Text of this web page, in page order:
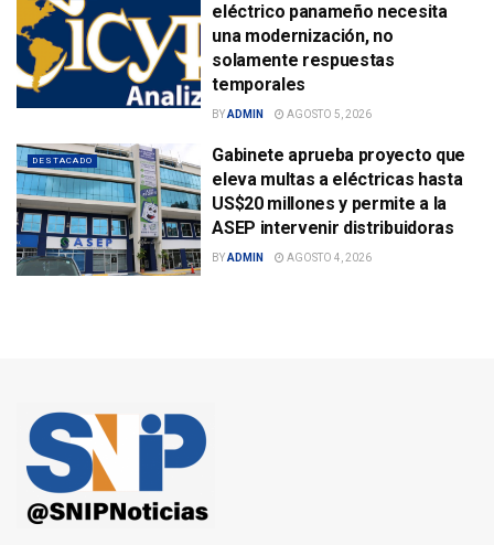
eléctrico panameño necesita
una modernización, no
solamente respuestas
temporales
BYADMIN AGOSTO 5, 2026
DESTACADO
Gabinete aprueba proyecto que
eleva multas a eléctricas hasta
US$20 millones y permite a la
ASEP intervenir distribuidoras
BYADMIN AGOSTO 4, 2026